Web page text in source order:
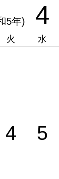
5年) 4
火 水
4 5